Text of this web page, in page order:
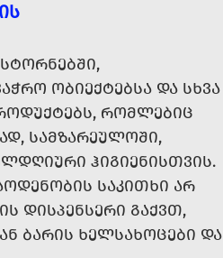
ᲝᲑᲘᲔᲥᲢᲔᲑᲡᲐ ᲓᲐ ᲡᲮᲕᲐ
ᲠᲝᲛᲚᲔᲑᲘᲪ
ᲡᲐᲛᲖᲐᲠᲔᲣᲚᲝᲨᲘ,
ᲰᲘᲒᲘᲔᲜᲘᲡᲗᲕᲘᲡ.
ᲡᲐᲙᲘᲗᲮᲘ ᲐᲠ
ᲓᲘᲡᲞᲔᲜᲡᲔᲠᲘ ᲒᲐᲥᲕᲗ,
ᲑᲐᲠᲘᲡ ᲮᲔᲚᲡᲐᲮᲝᲪᲔᲑᲘ ᲓᲐ